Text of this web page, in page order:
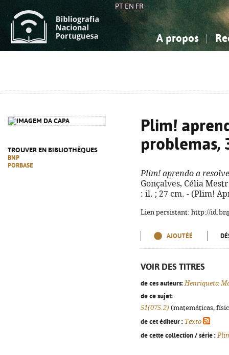
PT EN FR
A propos
TROUVER EN BIBLIOTHÈQUES
BNP
PORBASE
Plim!
problemas,
Plim! aprendo a
Gonçalves, Célia
: il. ; 27 cm. - (Plim!
Lien persistant: http://
AJOUTÉÉ
VOIR DES TITRES
de ces auteurs: Henriqueta
de ce sujet:
51(075.2) (matemáticas,
de cet éditeur : Texto
de cette collection / série :